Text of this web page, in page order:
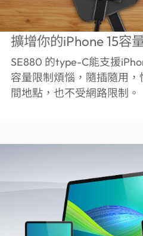
擴增你的iPhone 15容
SE880 的type-C能支援
容量限制煩惱，隨插隨用
間地點，也不受網路限制。